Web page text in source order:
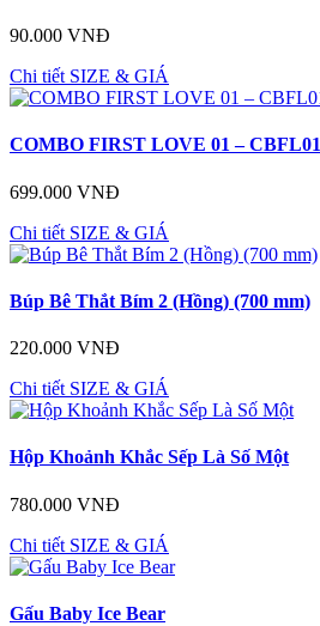
90.000 VNĐ
Chi tiết SIZE & GIÁ
COMBO FIRST LOVE 01 – CBFL01
699.000 VNĐ
Chi tiết SIZE & GIÁ
Búp Bê Thắt Bím 2 (Hồng) (700 mm)
220.000 VNĐ
Chi tiết SIZE & GIÁ
Hộp Khoảnh Khắc Sếp Là Số Một
780.000 VNĐ
Chi tiết SIZE & GIÁ
Gấu Baby Ice Bear